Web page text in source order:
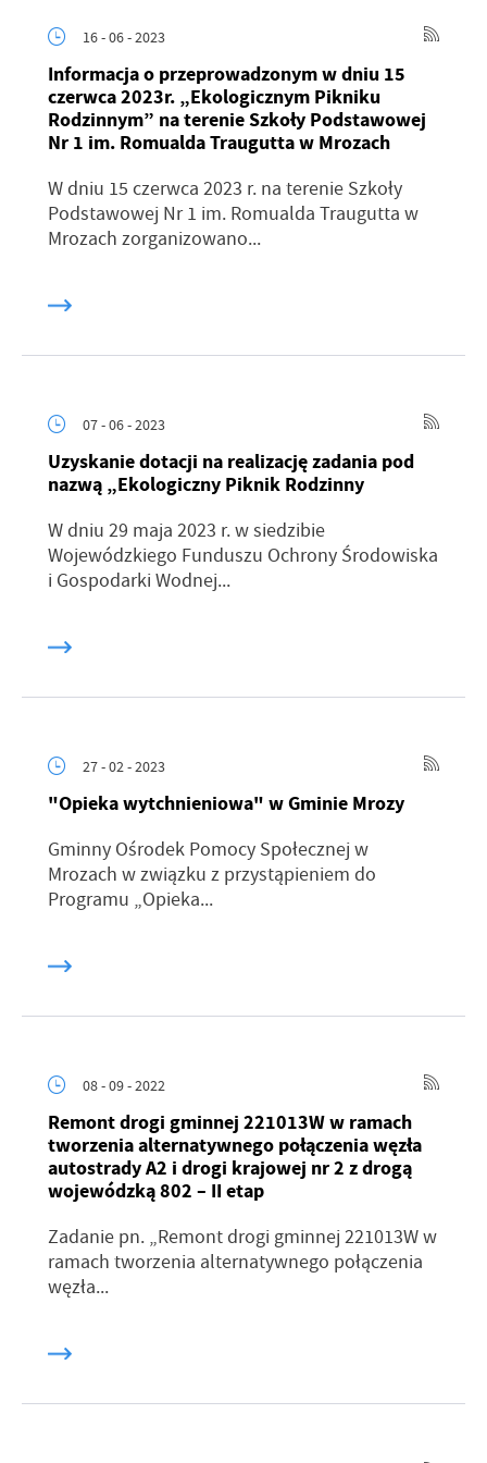
16 - 06 - 2023
Informacja o przeprowadzonym w dniu 15
czerwca 2023r. „Ekologicznym Pikniku
Rodzinnym” na terenie Szkoły Podstawowej
Nr 1 im. Romualda Traugutta w Mrozach
W dniu 15 czerwca 2023 r. na terenie Szkoły
Podstawowej Nr 1 im. Romualda Traugutta w
Mrozach zorganizowano...
07 - 06 - 2023
Uzyskanie dotacji na realizację zadania pod
nazwą „Ekologiczny Piknik Rodzinny
W dniu 29 maja 2023 r. w siedzibie
Wojewódzkiego Funduszu Ochrony Środowiska
i Gospodarki Wodnej...
27 - 02 - 2023
"Opieka wytchnieniowa" w Gminie Mrozy
Gminny Ośrodek Pomocy Społecznej w
Mrozach w związku z przystąpieniem do
Programu „Opieka...
08 - 09 - 2022
Remont drogi gminnej 221013W w ramach
tworzenia alternatywnego połączenia węzła
autostrady A2 i drogi krajowej nr 2 z drogą
wojewódzką 802 – II etap
Zadanie pn. „Remont drogi gminnej 221013W w
ramach tworzenia alternatywnego połączenia
węzła...
treści w postaci wiadomości, ofert, komunikatów mediów
społecznościowych.